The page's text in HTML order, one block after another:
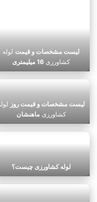
لیست مشخصات و قیمت لوله
کشاورزی 16 میلیمتری
لیست مشخصات و قیمت روز
کشاورزیماهنشان
لوله کشاورزی چیست؟